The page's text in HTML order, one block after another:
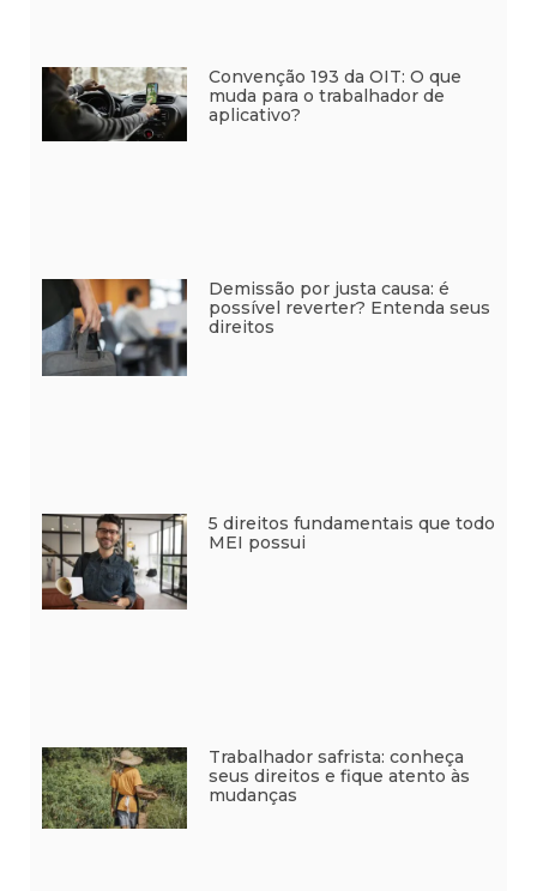
Convenção 193 da OIT: O que
muda para o trabalhador de
aplicativo?
Demissão por justa causa: é
possível reverter? Entenda seus
direitos
5 direitos fundamentais que todo
MEI possui
Trabalhador safrista: conheça
seus direitos e fique atento às
mudanças